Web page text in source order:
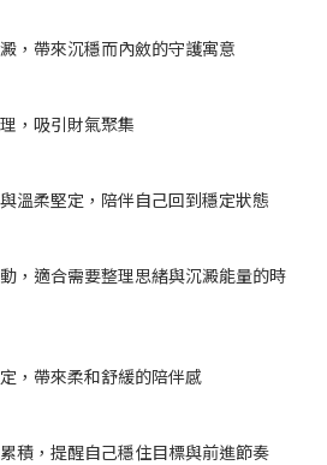
，帶來沉穩而內斂的守護寓意
，吸引財氣聚集
溫柔堅定，陪伴自己回到穩定狀態
，適合需要整理思緒與沉澱能量的時
，帶來柔和舒緩的陪伴感
積，提醒自己穩住目標與前進節奏